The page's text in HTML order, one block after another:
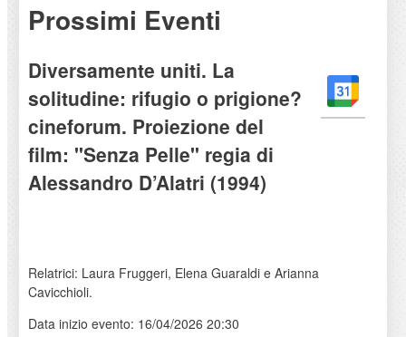
Prossimi Eventi
Diversamente uniti. La
solitudine: rifugio o prigione?
cineforum. Proiezione del
film: "Senza Pelle" regia di
Alessandro D’Alatri (1994)
Relatrici: Laura Fruggeri, Elena Guaraldi e Arianna
Cavicchioli.
Data inizio evento: 16/04/2026 20:30